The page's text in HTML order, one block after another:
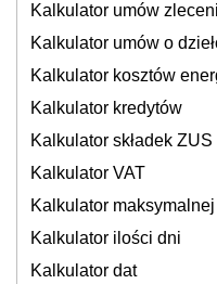
Kalkulator umów
Kalkulator umów o
Kalkulator kosztów
Kalkulator kredytów
Kalkulator składek ZUS
Kalkulator VAT
Kalkulator
Kalkulator ilości dni
Kalkulator dat